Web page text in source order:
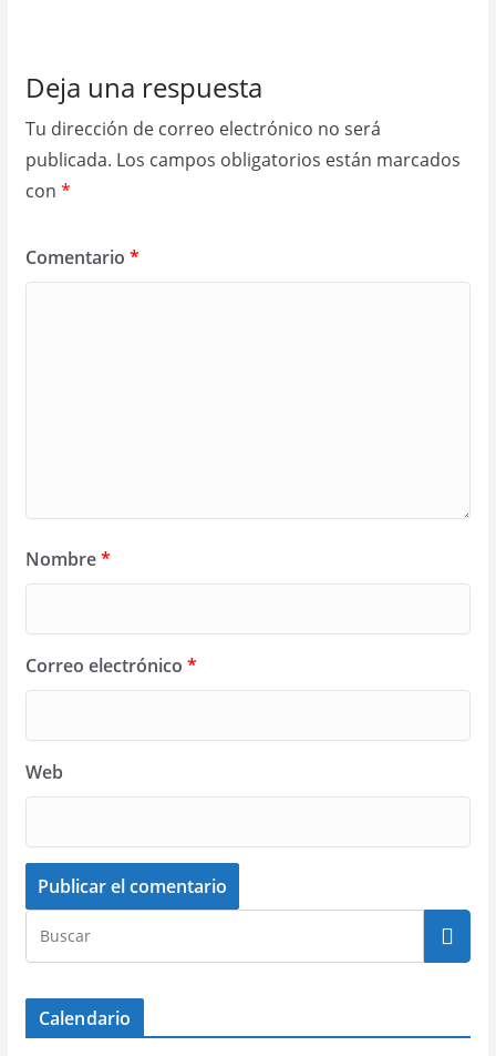
Deja una respuesta
Tu dirección de correo electrónico no será
publicada. Los campos obligatorios están marcados
con *
Comentario *
Nombre*
Correo electrónico *
Web
Calendario